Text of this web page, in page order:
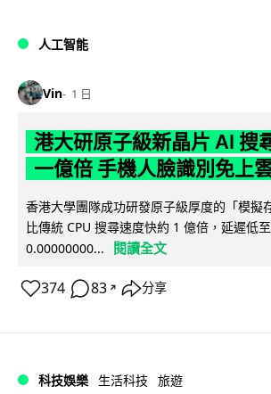
人工智能
Vin 1 日
港大研原子級新晶片 AI 搜
一億倍 手機人臉識別免上
香港大學團隊成功研發原子級厚度的「模擬
比傳統 CPU 搜尋速度快約 1 億倍，延遲低
0.00000000...
閱讀全文
374 83 ↗ 分享
科技娛樂 生活科技 旅遊